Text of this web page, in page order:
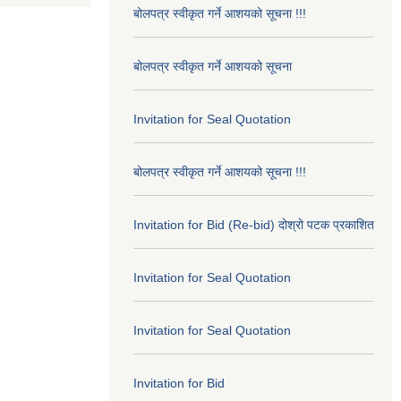
बोलपत्र स्वीकृत गर्ने आशयको सूचना !!!
बोलपत्र स्वीकृत गर्ने आशयको सूचना
Invitation for Seal Quotation
बोलपत्र स्वीकृत गर्ने आशयको सूचना !!!
Invitation for Bid (Re-bid) दोश्रो पटक प्रकाशित
Invitation for Seal Quotation
Invitation for Seal Quotation
Invitation for Bid